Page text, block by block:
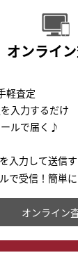
オンライ
軽査定
入力するだけ
ルで届く♪
入力して送信す
で受信！簡単
オンライン